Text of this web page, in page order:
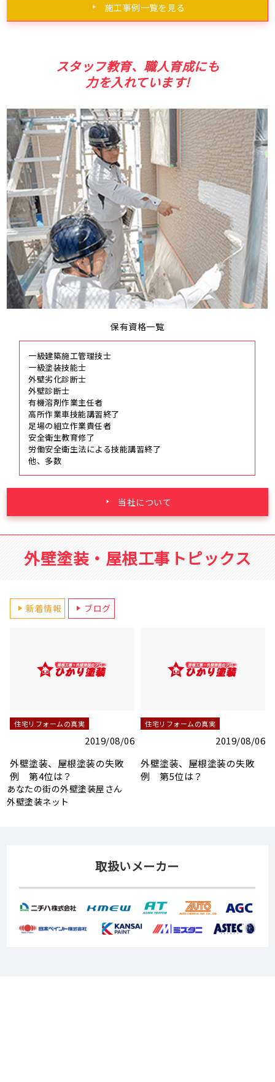
施工事例一覧を見る
スタッフ教育、職人育成にも
力を入れています!
保有資格一覧
一級建築施工管理技士
一級塗装技能士
外壁劣化診断士
外壁診断士
有機溶剤作業主任者
高所作業車技能講習終了
足場の組立作業責任者
安全衛生教育修了
労働安全衛生法による技能講習終了
他、多数
当社について
外壁塗装・屋根工事トピックス
新着情報 ブログ
2019/08/06
2019/08/06
（外壁）
あなたの街の外壁塗装屋さん
外壁塗装ネット
取扱いメーカー